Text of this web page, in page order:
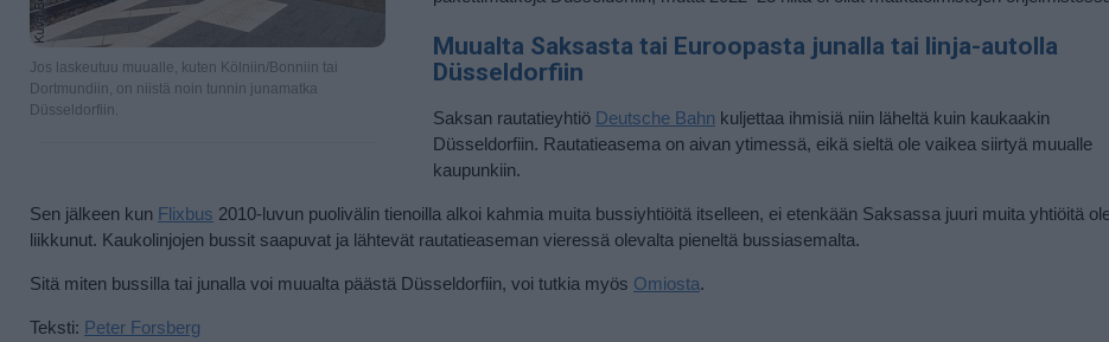
Jos laskeutuu muualle, kuten Kölniin/Bonniin tai
Dortmundiin, on niistä noin tunnin junamatka
Düsseldorfiin.
Muualta Saksasta tai Euroopasta junalla tai linja-autolla
Düsseldorfiin
Saksan rautatieyhtiö Deutsche Bahn kuljettaa ihmisiä niin läheltä kuin kaukaakin
Düsseldorfiin. Rautatieasema on aivan ytimessä, eikä sieltä ole vaikea siirtyä muualle
kaupunkiin.
Sen jälkeen kun Flixbus 2010-luvun puolivälin tienoilla alkoi kahmia muita bussiyhtiöitä itselleen, ei etenkään Saksassa juuri muita yhtiöitä
liikkunut. Kaukolinjojen bussit saapuvat ja lähtevät rautatieaseman vieressä olevalta pieneltä bussiasemalta.
Sitä miten bussilla tai junalla voi muualta päästä Düsseldorfiin, voi tutkia myös Omiosta.
Teksti: Peter Forsberg